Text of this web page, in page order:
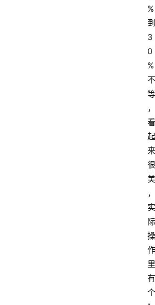
%
到
3
0
%
不
等
，
看
起
来
很
美
，
实
际
操
作
里
有
个